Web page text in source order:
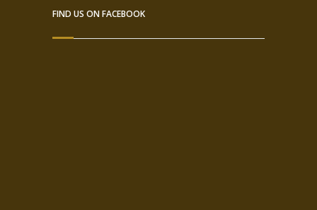
FIND US ON FACEBOOK